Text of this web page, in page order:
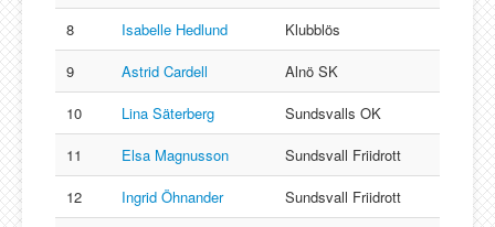
8
Isabelle Hedlund
Klubblös
9
Astrid Cardell
Alnö SK
10
Lina Säterberg
Sundsvalls OK
11
Elsa Magnusson
Sundsvall Friidrott
12
Ingrid Öhnander
Sundsvall Friidrott